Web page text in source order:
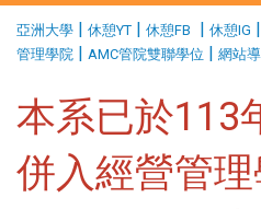
亞洲大學 | 休憩YT | 休憩FB | 休憩IG |
管理學院 | AMC管院雙聯學位 | 網站
本系已於113
併入經營管理